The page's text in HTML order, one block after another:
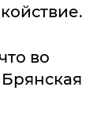
во